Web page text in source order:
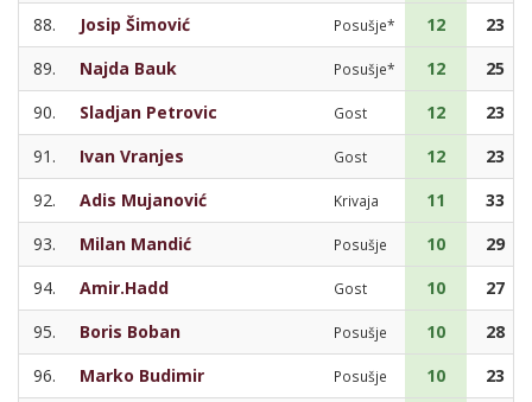
88.
Josip Šimović Posušje* 12
23
89.
Najda Bauk Posušje* 12
25
90.
Sladjan Petrovic Gost 12
23
91.
Ivan Vranjes Gost 12
23
92.
Adis Mujanović Krivaja 11
33
93.
Milan Mandić Posušje 10
29
94.
Amir.Hadd Gost 10
27
95.
Boris Boban Posušje 10
28
96.
Marko Budimir Posušje 10
23